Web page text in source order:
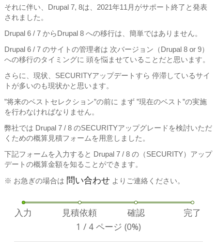
それに伴い、Drupal 7, 8は、2021年11月がサポート終了と発表
されました。
Drupal 6 / 7 からDrupal 8 への移行は、簡単ではありません。
Drupal 6 / 7 のサイトの管理者は 次バージョン（Drupal 8 or 9）
への移行のタイミングに 頭を悩ませていることだと思います。
さらに、現状、SECURITYアップデートすら 停滞しているサイ
トが多いのも現状かと思います。
”将来のベストセレクション”の前に まず ”現在のベスト”の実施
を行わなければなりません。
弊社では Drupal 7 / 8 のSECURITYアップグレードを検討いただ
くための概算見積フォームを用意しました。
下記フォームを入力すると Drupal 7 / 8 の（SECURITY）アップ
デートの概算金額を知ることができます。
※ お急ぎの場合は 問い合わせ よりご連絡ください。